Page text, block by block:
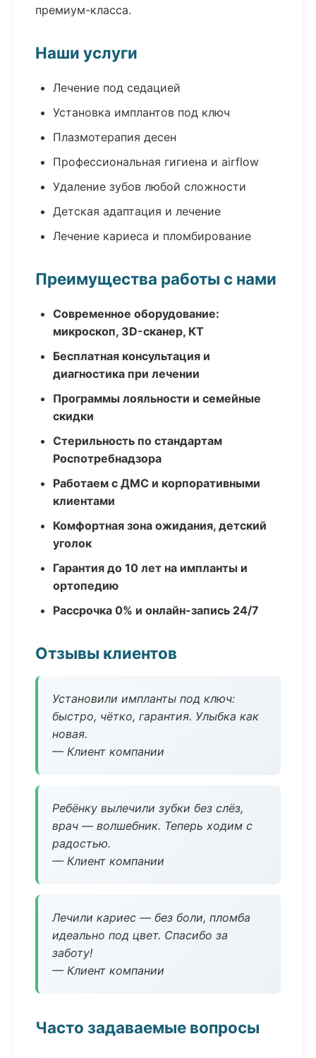
премиум-класса.
Наши услуги
Лечение под седацией
Установка имплантов под ключ
Плазмотерапия десен
Профессиональная гигиена и airflow
Удаление зубов любой сложности
Детская адаптация и лечение
Лечение кариеса и пломбирование
Преимущества работы с нами
Современное оборудование:
микроскоп, 3D-сканер, КТ
Бесплатная консультация и
диагностика при лечении
Программы лояльности и семейные
скидки
Стерильность по стандартам
Роспотребнадзора
Работаем с ДМС и корпоративными
клиентами
Комфортная зона ожидания, детский
уголок
Гарантия до 10 лет на импланты и
ортопедию
Рассрочка 0% и онлайн-запись 24/7
Отзывы клиентов
Установили импланты под ключ:
быстро, чётко, гарантия. Улыбка как
новая.
— Клиент компании
Ребёнку вылечили зубки без слёз,
врач — волшебник. Теперь ходим с
радостью.
— Клиент компании
Лечили кариес — без боли, пломба
идеально под цвет. Спасибо за
заботу!
— Клиент компании
Часто задаваемые вопросы